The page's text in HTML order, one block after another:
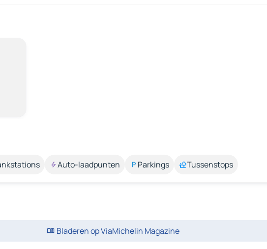
Auto-laadpunten Parkings Tussenstops
Bladeren op ViaMichelin Magazine